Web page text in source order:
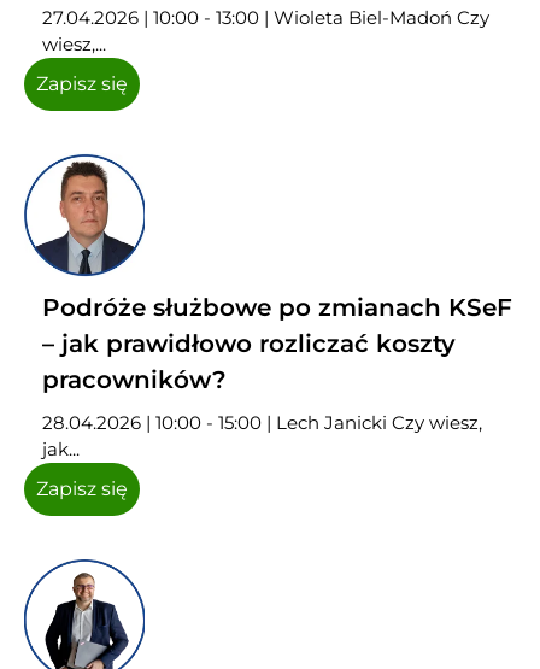
27.04.2026 | 10:00 - 13:00 | Wioleta Biel-Madoń Czy
wiesz,...
Zapisz się
Podróże służbowe po zmianach KSeF
– jak prawidłowo rozliczać koszty
pracowników?
28.04.2026 | 10:00 - 15:00 | Lech Janicki Czy wiesz,
jak...
Zapisz się